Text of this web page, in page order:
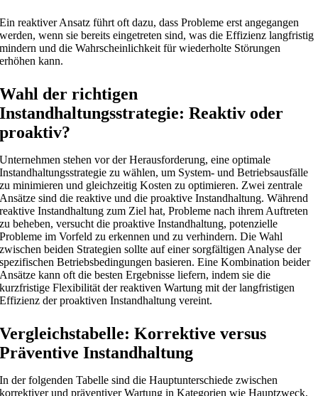
Ein reaktiver Ansatz führt oft dazu, dass Probleme erst angegangen
werden, wenn sie bereits eingetreten sind, was die Effizienz langfristig
mindern und die Wahrscheinlichkeit für wiederholte Störungen
erhöhen kann.
Wahl der richtigen
Instandhaltungsstrategie: Reaktiv oder
proaktiv?
Unternehmen stehen vor der Herausforderung, eine optimale
Instandhaltungsstrategie zu wählen, um System- und Betriebsausfälle
zu minimieren und gleichzeitig Kosten zu optimieren. Zwei zentrale
Ansätze sind die reaktive und die proaktive Instandhaltung. Während
reaktive Instandhaltung zum Ziel hat, Probleme nach ihrem Auftreten
zu beheben, versucht die proaktive Instandhaltung, potenzielle
Probleme im Vorfeld zu erkennen und zu verhindern. Die Wahl
zwischen beiden Strategien sollte auf einer sorgfältigen Analyse der
spezifischen Betriebsbedingungen basieren. Eine Kombination beider
Ansätze kann oft die besten Ergebnisse liefern, indem sie die
kurzfristige Flexibilität der reaktiven Wartung mit der langfristigen
Effizienz der proaktiven Instandhaltung vereint.
Vergleichstabelle: Korrektive versus
Präventive Instandhaltung
In der folgenden Tabelle sind die Hauptunterschiede zwischen
korrektiver und präventiver Wartung in Kategorien wie Hauptzweck,